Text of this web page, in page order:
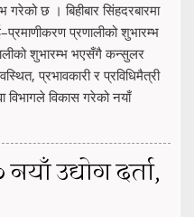
छ । बिहीबार सिंहदरबारमा
प्रणालीको शुभारम्भ
शुभारम्भ भएसँगै कन्सुलर
प्रभावकारी र प्रविधिमैत्री
विकास गरेको नयाँ
उद्योग दर्ता,